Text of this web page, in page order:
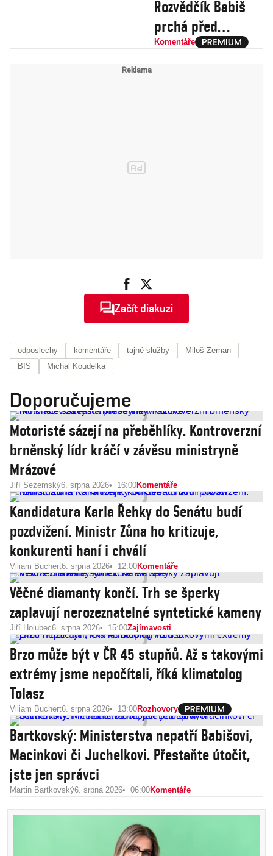
Rozvědčík Babiš
prchá před
komunisty
Komentáře
Začít diskuzi
odposlechy komentáře tajné služby
Miloš Zeman
BIS
Michal Koudelka
Doporučujeme
Motoristé sázejí na přeběhlíky. Kontroverzní
brněnský lídr kráčí v závěsu ministryně
Mrázové
Jiří Sezemský6. srpna 2026 16:00Komentáře
Kandidatura Karla Řehky do Senátu budí
pozdvižení. Ministr Zůna ho kritizuje,
konkurenti haní i chválí
Viliam Buchert6. srpna 2026 12:00Komentáře
Věčné diamanty končí. Trh se šperky
zaplavují nerozeznatelné syntetické kameny
Jiří Holubec6. srpna 2026 15:00Zajímavosti
Brzo může být v ČR 45 stupňů. Až s takovými
extrémy jsme nepočítali, říká klimatolog
Tolasz
Viliam Buchert6. srpna 2026 13:00Rozhovory
Bartkovský: Ministerstva nepatří Babišovi,
Macinkovi či Juchelkovi. Přestaňte útočit,
jste jen správci
Martin Bartkovský6. srpna 2026 06:00Komentáře